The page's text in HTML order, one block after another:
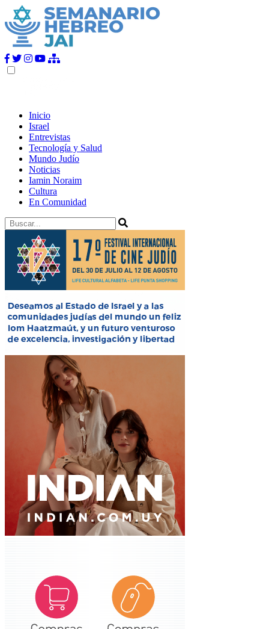
Inicio
Israel
Entrevistas
Tecnología y Salud
Mundo Judío
Noticias
Iamin Noraim
Cultura
En Comunidad